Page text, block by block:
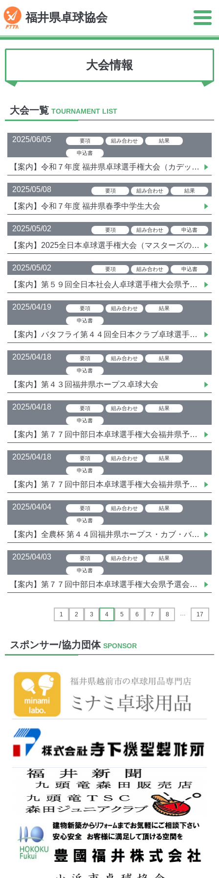
福井県卓球協会
大会情報
大会一覧 TOURNAMENT LIST
2025/06/05 要項 組み合わせ 結果
申込書
【案内】令和７年度 福井県卓球選手権大会（カデット１部）
2025/05/08 要項 組み合わせ 結果
【案内】令和７年度 福井県春季中学生大会
2025/05/02 要項 組み合わせ 申込書
【案内】2025全日本卓球選手権大会（マスターズの部）県予選会
2025/05/02 要項 組み合わせ 申込書
【案内】第５９回全日本社会人卓球選手権大会県予選会
2025/04/19 要項 組み合わせ 結果
申込書
【案内】バタフライ第４４回全日本クラブ卓球選手権大会県予選会（５０歳以上の部・６５歳以上の部・小中学生の部）
2025/04/18 要項 組み合わせ 結果
申込書
【案内】第４３回福井県ホープス卓球大会
2025/04/18 要項 組み合わせ 結果
申込書
【案内】第７７回中部日本卓球選手権大会福井県予選会（ホープス以下）
2025/04/18 要項 組み合わせ 結果
申込書
【案内】第７７回中部日本卓球選手権大会福井県予選会（カデット）
2025/04/04 要項 組み合わせ 結果
申込書
【案内】全農杯 第４４回福井県ホープス・カブ・バンビ卓球選手権大会
2025/04/03 要項 組み合わせ 結果
申込書
【案内】第７７回中部日本卓球選手権大会県予選会（一般・ジュニア）
ナ
ゲ
ン
1 2 3 4 5 6 7 8 … 17
スポンサー/協力団体 SPONSOR